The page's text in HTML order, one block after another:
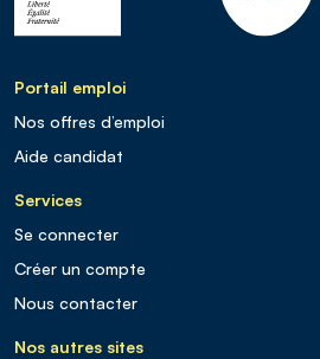
Portail emploi
Nos offres d’emploi
Aide candidat
Services
Se connecter
Créer un compte
Nous contacter
Nos autres sites